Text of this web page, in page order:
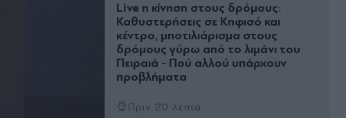
Live η κίνηση στους δρόμους:
Καθυστερήσεις σε Κηφισό και
κέντρο, μποτιλιάρισμα στους
δρόμους γύρω από το λιμάνι του
Πειραιά - Πού αλλού υπάρχουν
προβλήματα
Πριν 20 λεπτά